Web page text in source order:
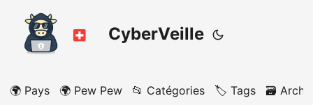
CyberVeille
🌍 Pays 🌍 Pew Pew 📂 Catégories 🏷️ Tags 🗃️